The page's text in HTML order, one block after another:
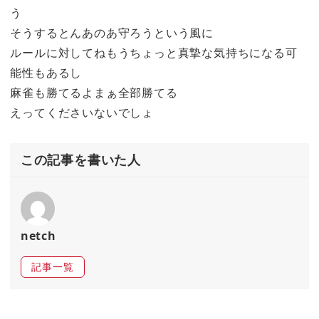
う
そうするとんあのあ守ろうという風に
ルールに対してねもうちょっと真摯な気持ちになる可
能性もあるし
麻雀も勝てるよまぁ全部勝てる
えってくださいないでしょ
この記事を書いた人
netch
記事一覧